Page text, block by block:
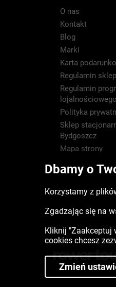
O nas
Kontakt
Blog
Marki
Karta
Regulamin
Regulamin
lojalnościowego
Polityka
Sklep
Bydgoszcz
Mapa strony
Dbamy o
Korzystamy z
Zgadzając się na
Kliknij "Zaakceptuj
cookies chcesz
Zmień